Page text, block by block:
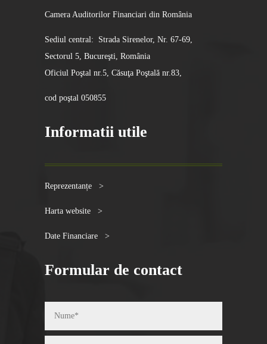
Camera Auditorilor Financiari din România
Sediul central: Strada Sirenelor, Nr. 67-69,
Sectorul 5, Bucureşti, România
Oficiul Poştal nr.5, Căsuţa Poştală nr.83,
cod poştal 050855
Informatii utile
Reprezentanțe >
Harta website >
Date Financiare >
Formular de contact